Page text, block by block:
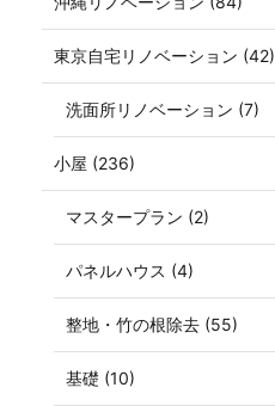
東京自宅リノベーション (42)
洗面所リノベーション (7)
小屋 (236)
マスタープラン (2)
パネルハウス (4)
整地・竹の根除去 (55)
基礎 (10)